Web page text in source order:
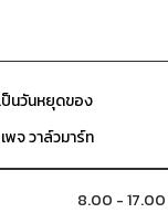
ป็นวันหยุดของ
พจ วาล์วมาร์ท
8.00 - 17.00